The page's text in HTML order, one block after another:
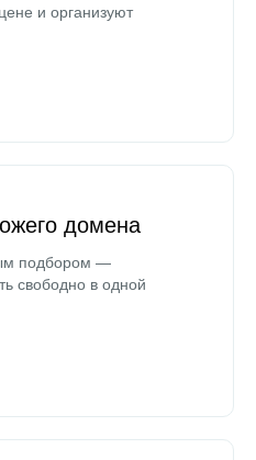
и организуют
домена
подбором —
свободно в одной